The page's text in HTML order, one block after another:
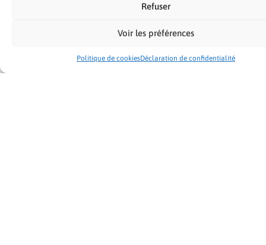
Refuser
Voir les préférences
Politique de cookiesDéclaration de confidentialité